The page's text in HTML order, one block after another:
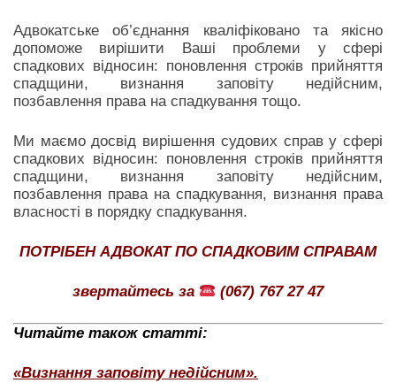
Адвокатське об’єднання кваліфіковано та якісно
допоможе вирішити Ваші проблеми у сфері
спадкових відносин: поновлення строків прийняття
спадщини, визнання заповіту недійсним,
позбавлення права на спадкування тощо.
Ми маємо досвід вирішення судових справ у сфері
спадкових відносин: поновлення строків прийняття
спадщини, визнання заповіту недійсним,
позбавлення права на спадкування, визнання права
власності в порядку спадкування.
ПОТРІБЕН АДВОКАТ ПО СПАДКОВИМ СПРАВАМ
звертайтесь за (067) 767 27 47
Читайте також статті:
«Визнання заповіту недійсним».